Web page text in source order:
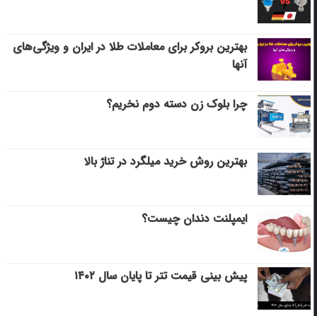
بهترین بروکر برای معاملات طلا در ایران و ویژگی‌های
آنها
چرا بلوک زن دسته دوم نخریم؟
بهترین روش خرید میلگرد در تناژ بالا
ایمپلنت دندان چیست؟
پیش بینی قیمت تتر تا پایان سال ۱۴۰۲